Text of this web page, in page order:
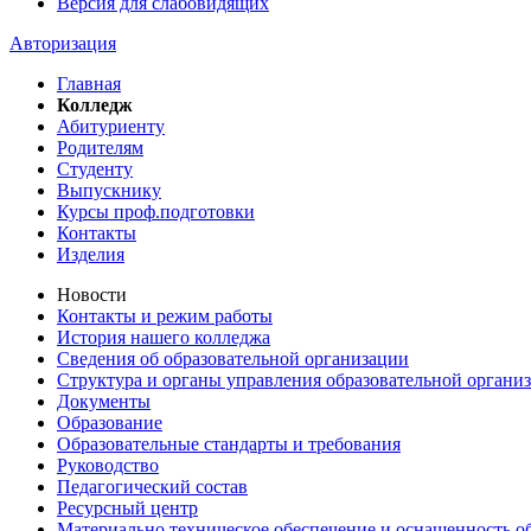
Авторизация
Главная
Колледж
Абитуриенту
Родителям
Студенту
Выпускнику
Курсы проф.подготовки
Контакты
Изделия
Новости
Контакты и режим работы
История нашего колледжа
Сведения об образовательной организации
Структура и органы управления образовательной
Документы
Образование
Образовательные стандарты и требования
Руководство
Педагогический состав
Ресурсный центр